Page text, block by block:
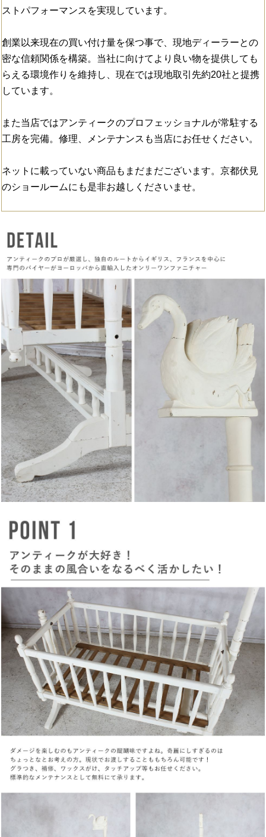
ストパフォーマンスを実現しています。
創業以来現在の買い付け量を保つ事で、現地ディーラーとの
密な信頼関係を構築。当社に向けてより良い物を提供しても
らえる環境作りを維持し、現在では現地取引先約20社と提携
しています。
また当店ではアンティークのプロフェッショナルが常駐する
工房を完備。修理、メンテナンスも当店にお任せください。
ネットに載っていない商品もまだまだございます。京都伏見
のショールームにも是非お越しくださいませ。